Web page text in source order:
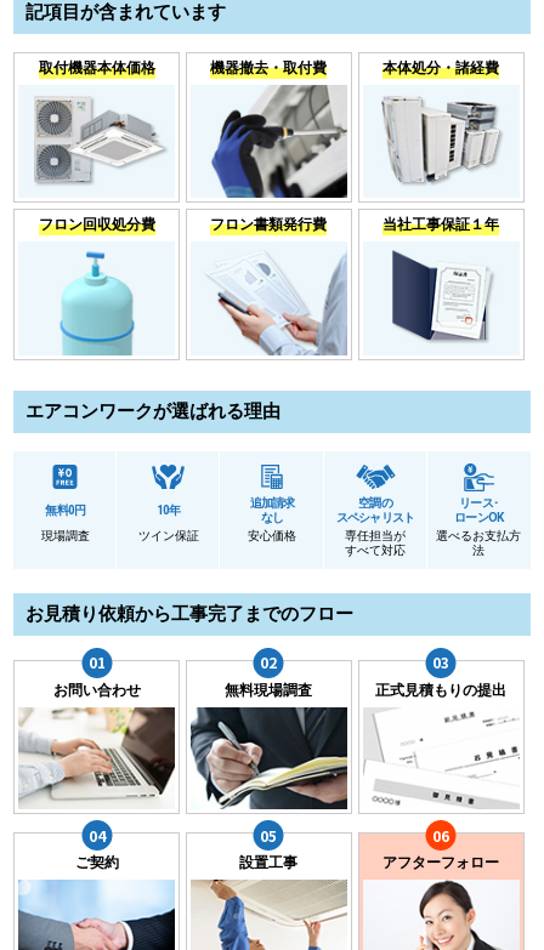
記項目が含まれています
取付機器本体価格 機器撤去・取付費 本体処分・諸経費
フロン回収処分費 フロン書類発行費 当社工事保証１年
エアコンワークが選ばれる理由
無料0円
現場調査
10年
ツイン保証
追加請求
なし
安心価格
空調の
スペシャリスト
専任担当が
すべて対応
リース･
ローンOK
選べるお支払方
法
お見積り依頼から工事完了までのフロー
お問い合わせ 無料現場調査 正式見積もりの提出
ご契約 設置工事 アフターフォロー